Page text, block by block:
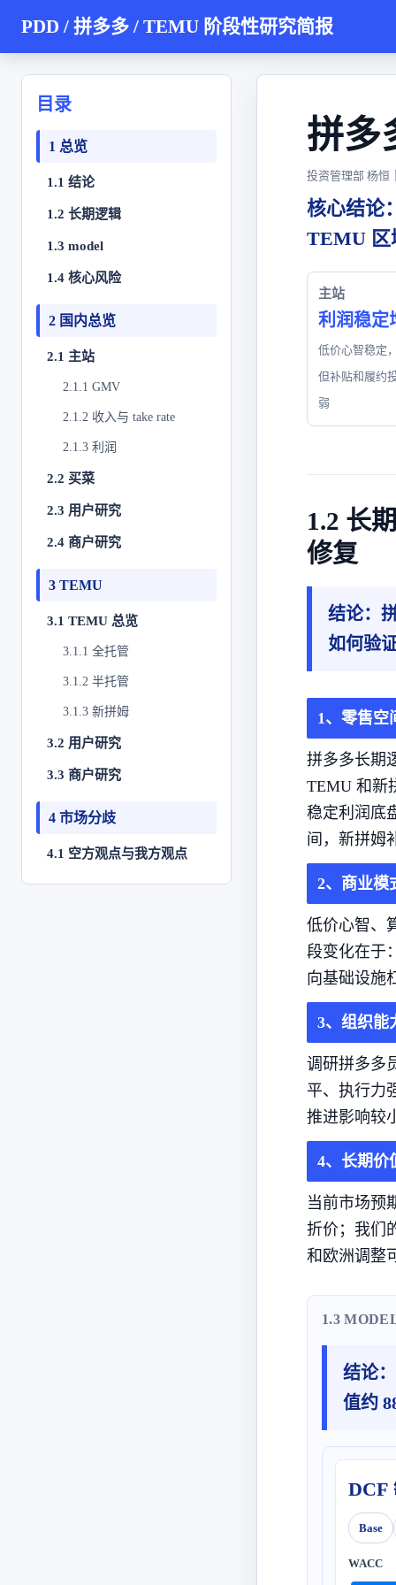
PDD / 拼多多 / TEMU 阶段性研究简报
目录
1 总览
1.1 结论
1.2 长期逻辑
1.3 model
1.4 核心风险
2 国内总览
2.1 主站
2.1.1 GMV
2.1.2 收入与 take rate
2.1.3 利润
2.2 买菜
2.3 用户研究
2.4 商户研究
3 TEMU
3.1 TEMU 总览
3.1.1 全托管
3.1.2 半托管
3.1.3 新拼姆
3.2 用户研究
3.3 商户研究
4 市场分歧
4.1 空方观点与我方观点
拼多
投资管理部 杨恒
核心结论
TEMU 区
主站
利润稳定
低价心智稳定
但补贴和履约
弱
1.2 长
修复
结论：
如何验
1、零售空
拼多多长期
TEMU 和新
稳定利润底
间，新拼姆
2、商业模
低价心智、
段变化在于
向基础设施
3、组织能
调研拼多多
平、执行力
推进影响较
4、长期价
当前市场预
折价；我们
和欧洲调整
1.3
结论：
值约
DCF
Base